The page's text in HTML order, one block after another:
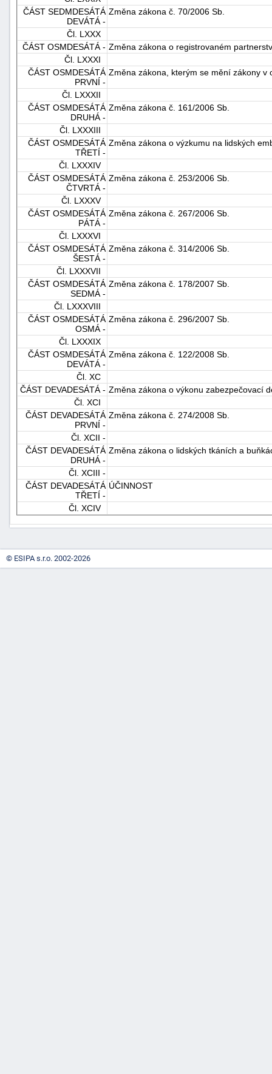
ČÁST SEDMDESÁTÁ
DEVÁTÁ -
Změna zákona č. 70/2006 Sb.
Čl. LXXX
ČÁST OSMDESÁTÁ - Změna zákona o registrovaném
Čl. LXXXI
ČÁST OSMDESÁTÁ
PRVNÍ -
Změna zákona, kterým se mění zákony
Čl. LXXXII
ČÁST OSMDESÁTÁ
DRUHÁ -
Změna zákona č. 161/2006 Sb.
Čl. LXXXIII
ČÁST OSMDESÁTÁ
TŘETÍ -
Změna zákona o výzkumu na lidských
Čl. LXXXIV
ČÁST OSMDESÁTÁ
ČTVRTÁ -
Změna zákona č. 253/2006 Sb.
Čl. LXXXV
ČÁST OSMDESÁTÁ
PÁTÁ -
Změna zákona č. 267/2006 Sb.
Čl. LXXXVI
ČÁST OSMDESÁTÁ
ŠESTÁ -
Změna zákona č. 314/2006 Sb.
Čl. LXXXVII
ČÁST OSMDESÁTÁ
SEDMÁ -
Změna zákona č. 178/2007 Sb.
Čl. LXXXVIII
ČÁST OSMDESÁTÁ
OSMÁ -
Změna zákona č. 296/2007 Sb.
Čl. LXXXIX
ČÁST OSMDESÁTÁ
DEVÁTÁ -
Změna zákona č. 122/2008 Sb.
Čl. XC
ČÁST DEVADESÁTÁ - Změna zákona o výkonu zabezpečovací
Čl. XCI
ČÁST DEVADESÁTÁ
PRVNÍ -
Změna zákona č. 274/2008 Sb.
Čl. XCII -
ČÁST DEVADESÁTÁ
DRUHÁ -
Změna zákona o lidských tkáních a
Čl. XCIII -
ČÁST DEVADESÁTÁ
TŘETÍ -
ÚČINNOST
Čl. XCIV
© ESIPA s.r.o. 2002-2026